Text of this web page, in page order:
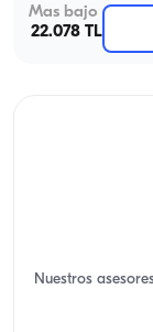
Mas bajo
22.078 TL
Nuestros